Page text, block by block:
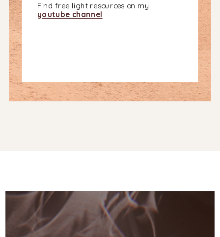
Find free light resources on my
youtube channel